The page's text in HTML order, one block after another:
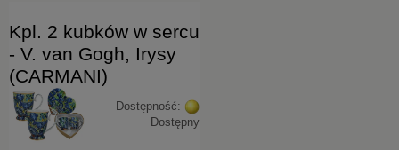
Kpl. 2 kubków w sercu
- V. van Gogh, Irysy
(CARMANI)
Dostępność:
Dostępny